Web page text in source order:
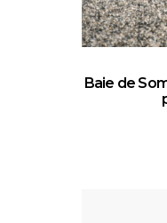
Baie de